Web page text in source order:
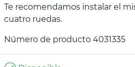
Te recomendamos instalar el
cuatro ruedas.
Número de producto 4031335